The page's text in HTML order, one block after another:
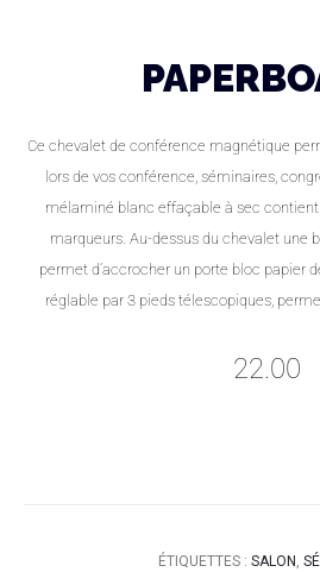
Ce chevalet de conférence magnétique
lors de vos conférence, séminaires,
mélaminé blanc effaçable à sec
marqueurs. Au-dessus du chevalet une
permet d’accrocher un porte bloc papier
réglable par 3 pieds télescopiques,
22.00
ÉTIQUETTES : SALON ,